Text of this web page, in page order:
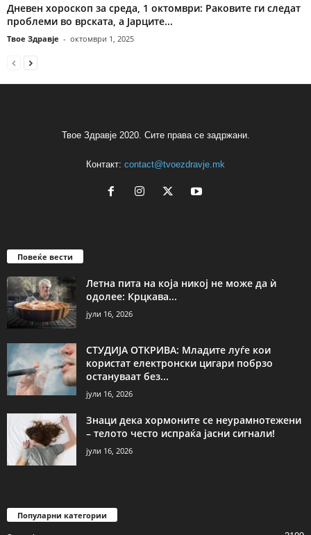
Дневен хороскоп за среда, 1 октомври: Раковите ги следат
проблеми во врската, а Јарците...
Твое Здравје - октомври 1, 2025
Твое Здравје 2020. Сите права се задржани.
Контакт: contact@tvoezdravje.mk
Повеќе вести
Летна пита на која никој не може да ѝ
одолее: Крцкава...
јули 16, 2026
СТУДИЈА ОТКРИВА: Младите луѓе кои
користат електронски цигари побрзо
остануваат без...
јули 16, 2026
Знаци дека хормоните се неурамнотежени
– телото често испраќа јасни сигнали!
јули 16, 2026
Популарни категории